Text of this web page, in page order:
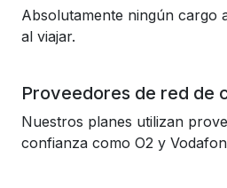
Absolutamente ningún cargo
al viajar.
Proveedores de red de
Nuestros planes utilizan
confianza como O2 y